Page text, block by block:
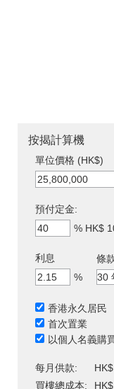
按揭計算機
單位價格 (HK$)
預付定金:
% HK$
利息
%
條
香港永久居民
首次置業
以個人名義購
每月供款:
買樓總成本: